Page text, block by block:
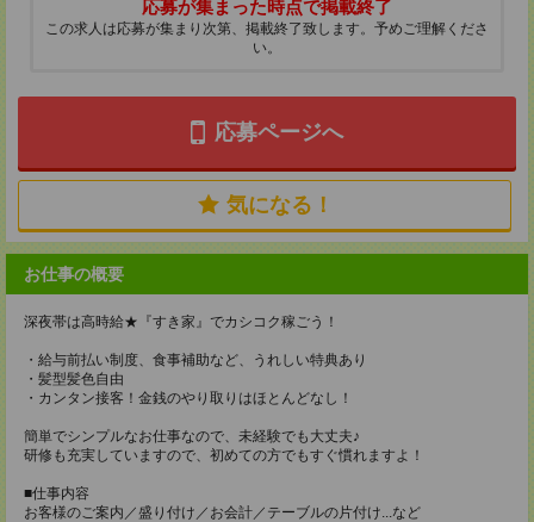
応募が集まった時点で掲載終了
この求人は応募が集まり次第、掲載終了致します。予めご理解くださ
い。
応募ページへ
気になる！
お仕事の概要
深夜帯は高時給★『すき家』でカシコク稼ごう！
・給与前払い制度、食事補助など、うれしい特典あり
・髪型髪色自由
・カンタン接客！金銭のやり取りはほとんどなし！
簡単でシンプルなお仕事なので、未経験でも大丈夫♪
研修も充実していますので、初めての方でもすぐ慣れますよ！
■仕事内容
お客様のご案内／盛り付け／お会計／テーブルの片付け...など